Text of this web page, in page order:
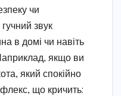
чи
звук
в домі чи навіть
якщо ви
який спокійно
що кричить: